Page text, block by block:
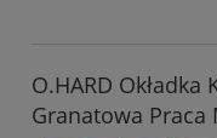
O.HARD Okładka
Granatowa Praca